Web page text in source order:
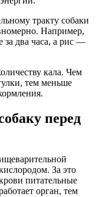
тракту собаки
Например,
за два часа, а рис —
кала. Чем
тем меньше
перед
За это
питательные
орган, тем